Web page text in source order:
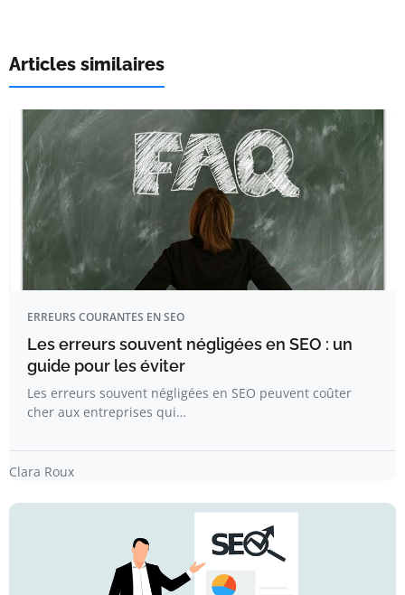
Articles similaires
ERREURS COURANTES EN SEO
Les erreurs souvent négligées en SEO : un
guide pour les éviter
Les erreurs souvent négligées en SEO peuvent coûter
cher aux entreprises qui…
Clara Roux